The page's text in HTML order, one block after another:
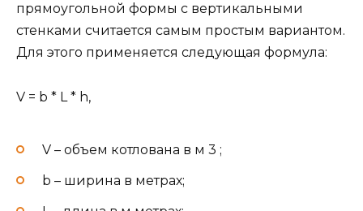
прямоугольной формы с вертикальными
стенками считается самым простым вариантом.
Для этого применяется следующая формула:
V = b * L * h,
V – объем котлована в м 3 ;
b – ширина в метрах;